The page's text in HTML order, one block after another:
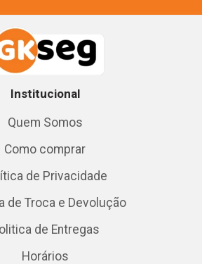
Institucional
Quem Somos
Como comprar
de Privacidade
de Troca e Devolução
de Entregas
Horários